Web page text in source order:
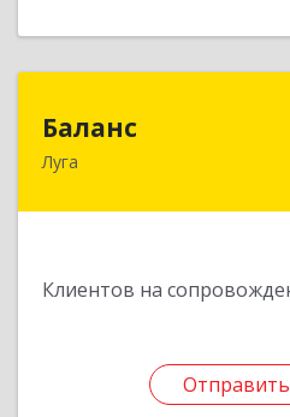
Баланс
Луга
Клиентов на
Отправить
188230,
Отправить